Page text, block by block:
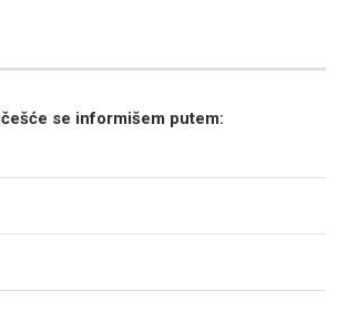
se informišem putem: